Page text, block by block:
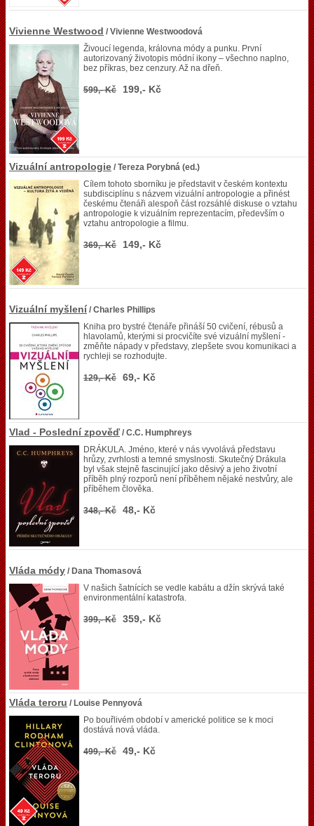
Vivienne Westwood / Vivienne Westwoodová
Živoucí legenda, královna módy a punku. První
autorizovaný životopis módní ikony – všechno naplno,
bez příkras, bez cenzury. Až na dřeň.
599,- Kč 199,- Kč
Vizuální antropologie / Tereza Porybná (ed.)
Cílem tohoto sborníku je představit v českém kontextu
subdisciplínu s názvem vizuální antropologie a přinést
českému čtenáři alespoň část rozsáhlé diskuse o vztahu
antropologie k vizuálním reprezentacím, především o
vztahu antropologie a filmu.
369,- Kč 149,- Kč
Vizuální myšlení / Charles Phillips
Kniha pro bystré čtenáře přináší 50 cvičení, rébusů a
hlavolamů, kterými si procvičíte své vizuální myšlení -
změňte nápady v představy, zlepšete svou komunikaci a
rychleji se rozhodujte.
129,- Kč 69,- Kč
Vlad - Poslední zpověď / C.C. Humphreys
DRÁKULA. Jméno, které v nás vyvolává představu
hrůzy, zvrhlosti a temné smyslnosti. Skutečný Drákula
byl však stejně fascinující jako děsivý a jeho životní
příběh plný rozporů není příběhem nějaké nestvůry, ale
příběhem člověka.
348,- Kč 48,- Kč
Vláda módy / Dana Thomasová
V našich šatnících se vedle kabátu a džín skrývá také
environmentální katastrofa.
399,- Kč 359,- Kč
Vláda teroru / Louise Pennyová
Po bouřlivém období v americké politice se k moci
dostává nová vláda.
499,- Kč 49,- Kč